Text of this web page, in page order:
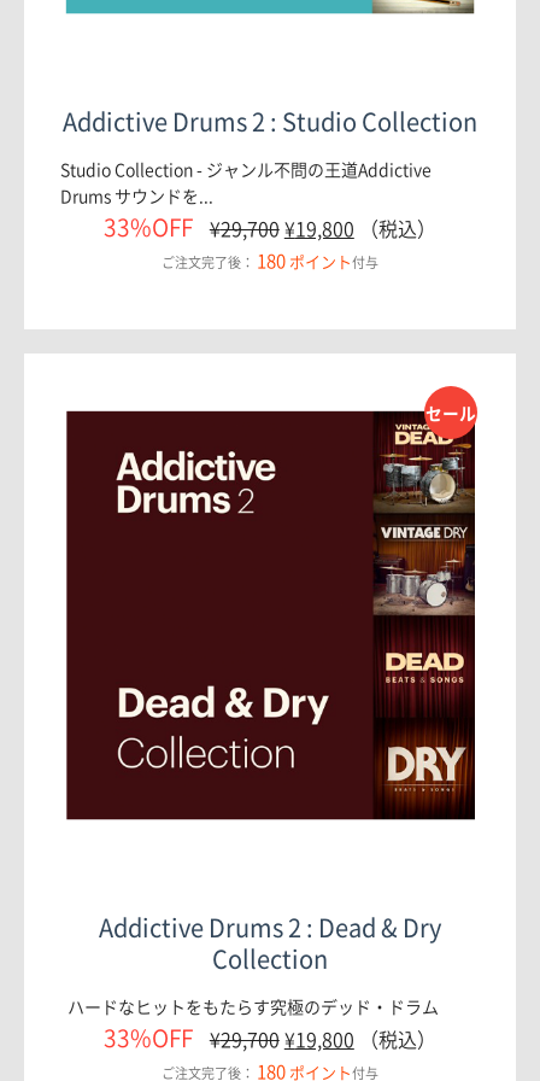
Addictive Drums 2 : Studio Collection
Studio Collection - ジャンル不問の王道Addictive
Drums サウンドを...
33%OFF ¥29,700¥19,800 （税込）
ご注文完了後： 180 ポイント付与
セール
Addictive Drums 2 : Dead & Dry
Collection
ハードなヒットをもたらす究極のデッド・ドラム
33%OFF ¥29,700¥19,800 （税込）
ご注文完了後： 180 ポイント付与